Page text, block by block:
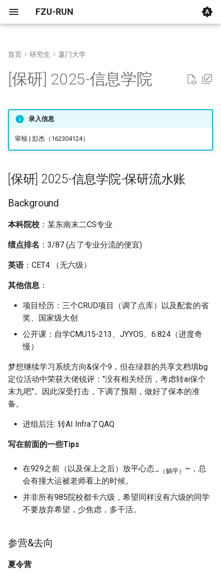
FZU-RUN
[大二]24-物流工程->计算
[大一]25-微电子科学与工
[大一]25-数学->软件工程
[大一]25-应用物理->软件
[大一]25-数学类->数智实
[大一]24-数媒->计算机类
电气
自动化
统->电气工程及其自动化
[大一]25-给排水->自动化
及其自动化
[大一]24-给排水->电气工
[大二]22-机械->电气工程
自动化
自动化
[大一]21-化学->电气工程
自动化
物信
[大一]25-油气储运工程->
设计与集成系统
技术
[大二]22-土木->电子科学
术
[大一]21-外国语->集成电
[大一]21-化工->集成电路
工程
工程
法学
计学
[大一]23-工业设计->会计学
[大一]22-外国语->数理金
[大一]21-机械->数理金融
化学
班
汉语言文学
学
备考资源
经管
学院
学院
[考研] 2024-计算机与大数据
学院
研究院
学院
水账
参营&去向
夏令营
预推免
参与结果
准备经历
材料准备
材料编辑
关于海投
关于套磁
面试(自我介绍)
PPT
自我介绍
关于读研
to bg较差的同学
参加经历
四川大学 计算机学院
科学研究院
化工程 （中德平台）
院
首页 研究生 厦门大学
[保研] 2025-信息学院
录入信息
审核 | 彭杰（162304124）
[保研] 2025-信息学院-保研流水账
Background
本科院校 ：某东南末二CS专业
绩点排名 ：3/87 (占了专业分流的便宜)
英语：CET4 （无六级）
其他信息 ：
项目经历：三个CRUD项目（调了点库）以及配套的省
奖、国家级大创
公开课：自学CMU15-213、JYYOS、6.824（进度奇
慢）
梦想继续学习系统方向&保个9，但在绿群的共享文档填bg
定位活动中荣获大佬锐评："没有相关经历，考虑转ai保个
末九吧"。因此深受打击，下调了预期，做好了保本的准
备。
进组后注: 转AI Infra了QAQ
写在前面的一些Tips
在929之前（以及保上之后）放平心态~（躺平） ~，总
会有撞大运被老师看上的时候。
并非所有985院校都卡六级，希望同样没有六级的同学
不要放弃希望，少焦虑，多干活。
参营&去向
夏令营